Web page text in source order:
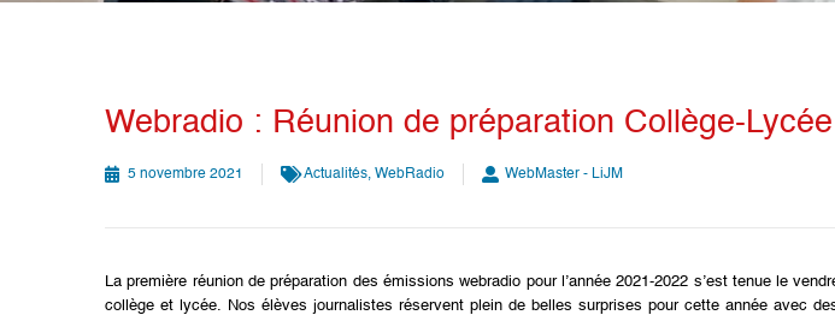
Webradio : Réunion de préparation Collège-Lycée
5 novembre 2021 Actualités,WebRadio WebMaster - LiJM
La première réunion de préparation des émissions webradio pour l’année 2021-2022 s’est tenue le
collège et lycée. Nos élèves journalistes réservent plein de belles surprises pour cette année avec